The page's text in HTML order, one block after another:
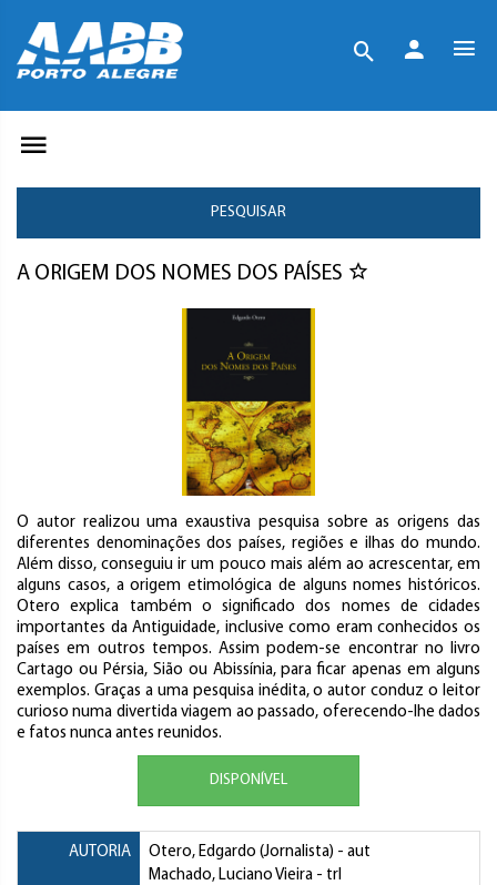
PESQUISAR
A ORIGEM DOS NOMES DOS PAÍSES
O autor realizou uma exaustiva pesquisa sobre as origens das
diferentes denominações dos países, regiões e ilhas do mundo.
Além disso, conseguiu ir um pouco mais além ao acrescentar, em
alguns casos, a origem etimológica de alguns nomes históricos.
Otero explica também o significado dos nomes de cidades
importantes da Antiguidade, inclusive como eram conhecidos os
países em outros tempos. Assim podem-se encontrar no livro
Cartago ou Pérsia, Sião ou Abissínia, para ficar apenas em alguns
exemplos. Graças a uma pesquisa inédita, o autor conduz o leitor
curioso numa divertida viagem ao passado, oferecendo-lhe dados
e fatos nunca antes reunidos.
DISPONÍVEL
AUTORIA Otero, Edgardo (Jornalista) - aut
Machado, Luciano Vieira - trl